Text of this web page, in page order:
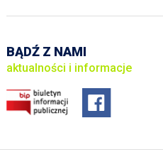
BĄDŹ Z NAMI
aktualności i informacje